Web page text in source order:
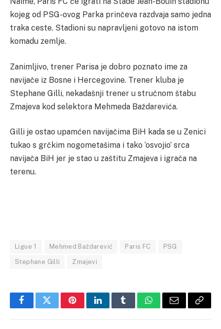
kojeg od PSG-ovog Parka prinčeva razdvaja samo jedna
traka ceste. Stadioni su napravljeni gotovo na istom
komadu zemlje.
Zanimljivo, trener Parisa je dobro poznato ime za
navijače iz Bosne i Hercegovine. Trener kluba je
Stephane Gilli, nekadašnji trener u stručnom štabu
Zmajeva kod selektora Mehmeda Baždarevića.
Gilli je ostao upamćen navijačima BiH kada se u Zenici
tukao s grčkim nogometašima i tako ‘osvojio’ srca
navijača BiH jer je stao u zaštitu Zmajeva i igrača na
terenu.
Ligue 1 Mehmed Baždarević Paris FC PSG
Stephane Gilli Zmajevi
FacebookTwitterPinterestLinkedInTumblrWhatsApp
Email Copy